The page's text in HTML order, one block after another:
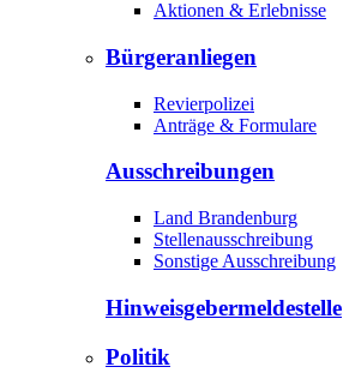
Aktionen & Erlebnisse
Bürgeranliegen
Revierpolizei
Anträge & Formulare
Ausschreibungen
Land Brandenburg
Stellenausschreibung
Sonstige Ausschreibung
Hinweisgeber­meldestelle
Politik